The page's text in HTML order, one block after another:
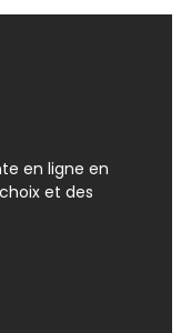
en ligne en
et des